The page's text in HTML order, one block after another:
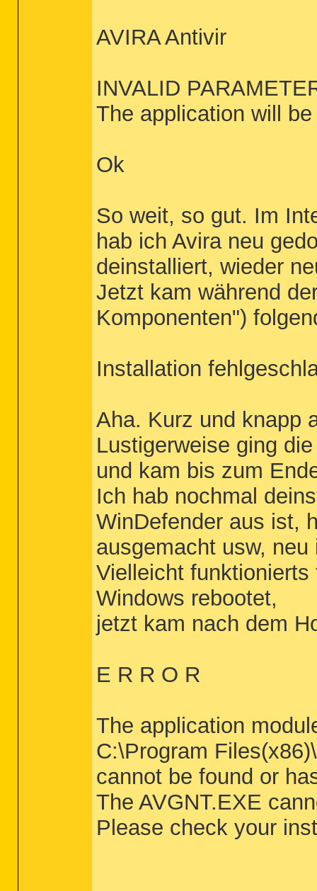
AVIRA Antivir
INVALID
The application will
Ok
So weit, so gut. Im
hab ich Avira neu
deinstalliert, wieder
Jetzt kam während
Komponenten")
Installation
Aha. Kurz und knapp
Lustigerweise ging
und kam bis zum
Ich hab nochmal
WinDefender aus ist,
ausgemacht usw,
Vielleicht
Windows rebootet,
jetzt kam nach dem
E R R O R
The application
C:\Program
cannot be found or
The AVGNT.EXE
Please check your